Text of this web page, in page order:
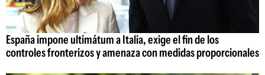
España impone ultimátum a Italia, exige el fin de los
controles fronterizos y amenaza con medidas proporcionales